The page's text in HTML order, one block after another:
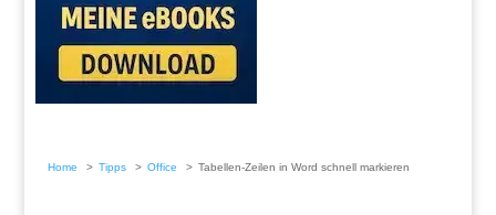
Home Tipps Office Tabellen-Zeilen in Word schnell markieren